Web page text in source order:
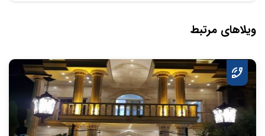
ویلاهای مرتبط